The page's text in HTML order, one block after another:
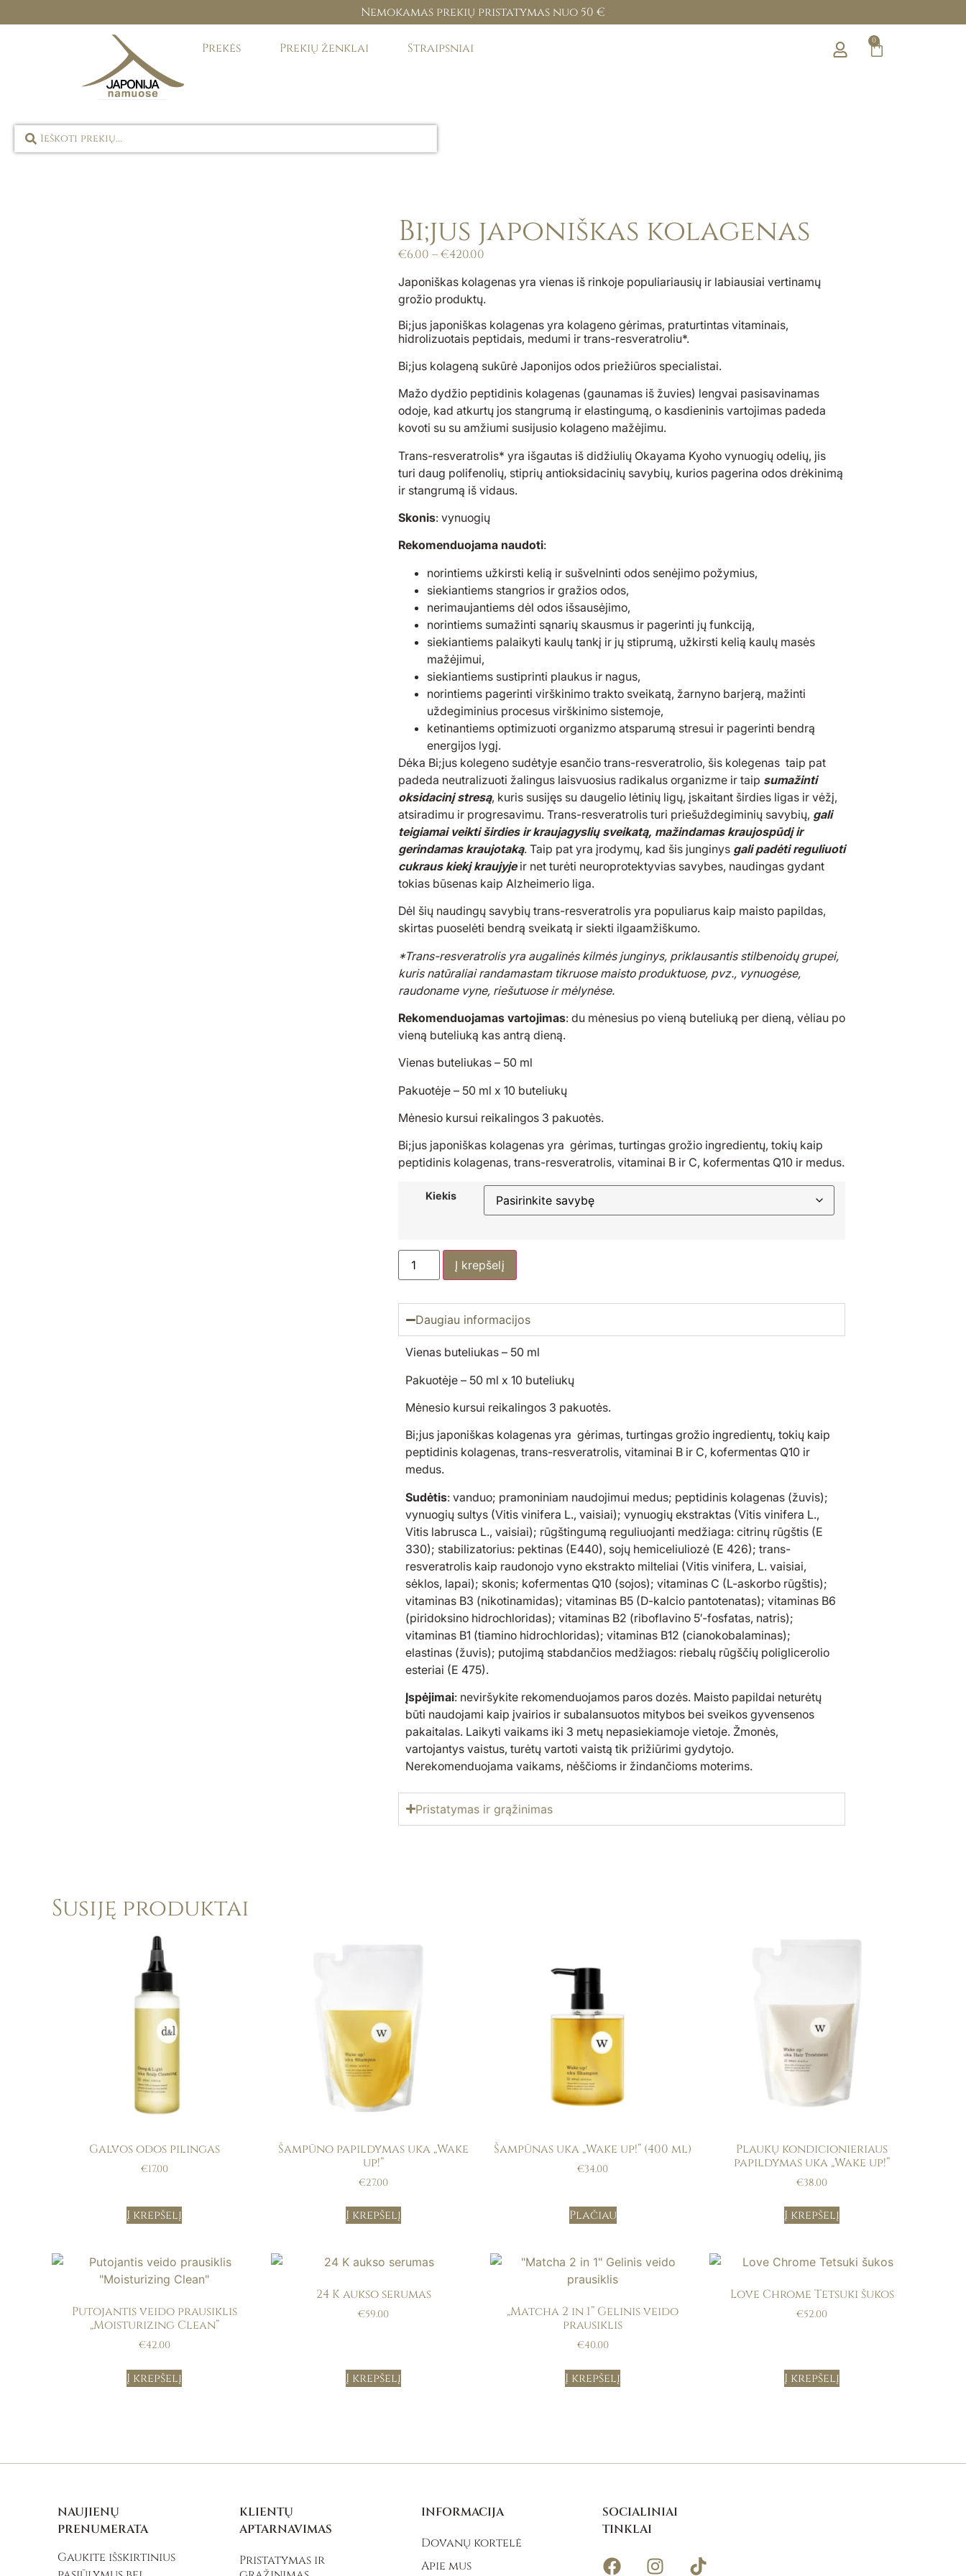
Nemokamas prekių pristatymas nuo 50 €
Prekės Prekių ženklai Straipsniai 0
Bi;jus japoniškas kolagenas
€6.00 – €420.00
Japoniškas kolagenas yra vienas iš rinkoje populiariausių ir labiausiai vertinamų
grožio produktų.
Bi;jus japoniškas kolagenas yra kolageno gėrimas, praturtintas vitaminais,
hidrolizuotais peptidais, medumi ir trans-resveratroliu*.
Bi;jus kolageną sukūrė Japonijos odos priežiūros specialistai.
Mažo dydžio peptidinis kolagenas (gaunamas iš žuvies) lengvai pasisavinamas
odoje, kad atkurtų jos stangrumą ir elastingumą, o kasdieninis vartojimas padeda
kovoti su su amžiumi susijusio kolageno mažėjimu.
Trans-resveratrolis* yra išgautas iš didžiulių Okayama Kyoho vynuogių odelių, jis
turi daug polifenolių, stiprių antioksidacinių savybių, kurios pagerina odos drėkinimą
ir stangrumą iš vidaus.
Skonis: vynuogių
Rekomenduojama naudoti:
norintiems užkirsti kelią ir sušvelninti odos senėjimo požymius,
siekiantiems stangrios ir gražios odos,
nerimaujantiems dėl odos išsausėjimo,
norintiems sumažinti sąnarių skausmus ir pagerinti jų funkciją,
siekiantiems palaikyti kaulų tankį ir jų stiprumą, užkirsti kelią kaulų masės
mažėjimui,
siekiantiems sustiprinti plaukus ir nagus,
norintiems pagerinti virškinimo trakto sveikatą, žarnyno barjerą, mažinti
uždegiminius procesus virškinimo sistemoje,
ketinantiems optimizuoti organizmo atsparumą stresui ir pagerinti bendrą
energijos lygį.
Dėka Bi;jus kolegeno sudėtyje esančio trans-resveratrolio, šis kolegenas taip pat
padeda neutralizuoti žalingus laisvuosius radikalus organizme ir taip sumažinti
oksidacinį stresą, kuris susijęs su daugelio lėtinių ligų, įskaitant širdies ligas ir vėžį,
atsiradimu ir progresavimu. Trans-resveratrolis turi priešuždegiminių savybių, gali
teigiamai veikti širdies ir kraujagyslių sveikatą, mažindamas kraujospūdį ir
gerindamas kraujotaką. Taip pat yra įrodymų, kad šis junginys gali padėti reguliuoti
cukraus kiekį kraujyjeir net turėti neuroprotektyvias savybes, naudingas gydant
tokias būsenas kaip Alzheimerio liga.
Dėl šių naudingų savybių trans-resveratrolis yra populiarus kaip maisto papildas,
skirtas puoselėti bendrą sveikatą ir siekti ilgaamžiškumo.
*Trans-resveratrolis yra augalinės kilmės junginys, priklausantis stilbenoidų grupei,
kuris natūraliai randamastam tikruose maisto produktuose, pvz., vynuogėse,
raudoname vyne, riešutuose ir mėlynėse.
Rekomenduojamas vartojimas: du mėnesius po vieną buteliuką per dieną, vėliau po
vieną buteliuką kas antrą dieną.
Vienas buteliukas – 50 ml
Pakuotėje – 50 ml x 10 buteliukų
Mėnesio kursui reikalingos 3 pakuotės.
Bi;jus japoniškas kolagenas yra gėrimas, turtingas grožio ingredientų, tokių kaip
peptidinis kolagenas, trans-resveratrolis, vitaminai B ir C, kofermentas Q10 ir medus.
Kiekis
Į krepšelį
Daugiau informacijos
Vienas buteliukas – 50 ml
Pakuotėje – 50 ml x 10 buteliukų
Mėnesio kursui reikalingos 3 pakuotės.
Bi;jus japoniškas kolagenas yra gėrimas, turtingas grožio ingredientų, tokių kaip
peptidinis kolagenas, trans-resveratrolis, vitaminai B ir C, kofermentas Q10 ir
medus.
Sudėtis: vanduo; pramoniniam naudojimui medus; peptidinis kolagenas (žuvis);
vynuogių sultys (Vitis vinifera L., vaisiai); vynuogių ekstraktas (Vitis vinifera L.,
Vitis labrusca L., vaisiai); rūgštingumą reguliuojanti medžiaga: citrinų rūgštis (E
330); stabilizatorius: pektinas (E440), sojų hemiceliuliozė (E 426); trans-
resveratrolis kaip raudonojo vyno ekstrakto milteliai (Vitis vinifera, L. vaisiai,
sėklos, lapai); skonis; kofermentas Q10 (sojos); vitaminas C (L-askorbo rūgštis);
vitaminas B3 (nikotinamidas); vitaminas B5 (D-kalcio pantotenatas); vitaminas B6
(piridoksino hidrochloridas); vitaminas B2 (riboflavino 5′-fosfatas, natris);
vitaminas B1 (tiamino hidrochloridas); vitaminas B12 (cianokobalaminas);
elastinas (žuvis); putojimą stabdančios medžiagos: riebalų rūgščių poliglicerolio
esteriai (E 475).
Įspėjimai: neviršykite rekomenduojamos paros dozės. Maisto papildai neturėtų
būti naudojami kaip įvairios ir subalansuotos mitybos bei sveikos gyvensenos
pakaitalas. Laikyti vaikams iki 3 metų nepasiekiamoje vietoje. Žmonės,
vartojantys vaistus, turėtų vartoti vaistą tik prižiūrimi gydytojo.
Nerekomenduojama vaikams, nėščioms ir žindančioms moterims.
Pristatymas ir grąžinimas
Susiję produktai
Galvos odos pilingas
€17.00
Į krepšelį
Šampūno papildymas uka „Wake
up!”
€27.00
Į krepšelį
Šampūnas uka „Wake up!” (400 ml)
€34.00
Plačiau
Plaukų kondicionieriaus
papildymas uka „Wake up!”
€38.00
Į krepšelį
Putojantis veido prausiklis
„Moisturizing Clean”
€42.00
Į krepšelį
24 K aukso serumas
€59.00
Į krepšelį
„Matcha 2 in 1” Gelinis veido
prausiklis
€40.00
Į krepšelį
Love Chrome Tetsuki šukos
€52.00
Į krepšelį
NAUJIENŲ
PRENUMERATA
Gaukite išskirtinius
KLIENTŲ
APTARNAVIMAS
Pristatymas ir
INFORMACIJA
Dovanų kortelė
Apie mus
SOCIALINIAI
TINKLAI